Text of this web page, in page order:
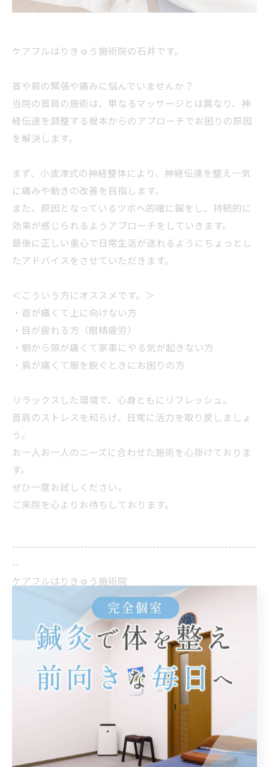
ケアフルはりきゅう施術院の石井です。
首や肩の緊張や痛みに悩んでいませんか？
当院の首肩の施術は、単なるマッサージとは異なり、神
経伝達を調整する根本からのアプローチでお困りの原因
を解決します。
まず、小波津式の神経整体により、神経伝達を整え一気
に痛みや動きの改善を目指します。
また、原因となっているツボへ的確に鍼をし、持続的に
効果が感じられるようアプローチをしていきます。
最後に正しい重心で日常生活が送れるようにちょっとし
たアドバイスをさせていただきます。
＜こういう方にオススメです。＞
・首が痛くて上に向けない方
・目が疲れる方（眼精疲労）
・朝から頭が痛くて家事にやる気が起きない方
・肩が痛くて服を脱ぐときにお困りの方
リラックスした環境で、心身ともにリフレッシュ。
首肩のストレスを和らげ、日常に活力を取り戻しましょ
う。
お一人お一人のニーズに合わせた施術を心掛けておりま
す。
ぜひ一度お試しください。
ご来院を心よりお待ちしております。
--------------------------------------------------------------------
--
ケアフルはりきゅう施術院
香川県高松市亀岡町１１−１２ 小橋ビル 1F
電話番号 : 090-9451-0089
高松市で自律神経を整える施術
高松市で肩こりの原因を探る視点
--------------------------------------------------------------------